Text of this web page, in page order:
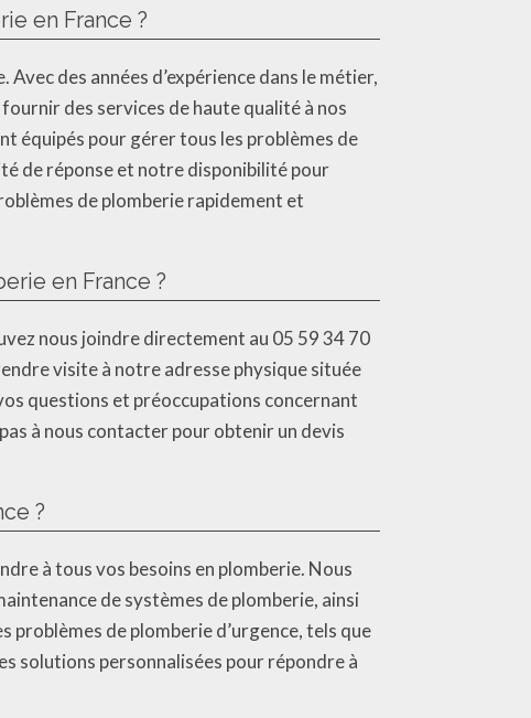
en France ?
des années d’expérience dans le métier,
des services de haute qualité à nos
équipés pour gérer tous les problèmes de
de réponse et notre disponibilité pour
de plomberie rapidement et
en France ?
nous joindre directement au 05 59 34 70
visite à notre adresse physique située
questions et préoccupations concernant
à nous contacter pour obtenir un devis
?
à tous vos besoins en plomberie. Nous
de systèmes de plomberie, ainsi
de plomberie d’urgence, tels que
solutions personnalisées pour répondre à